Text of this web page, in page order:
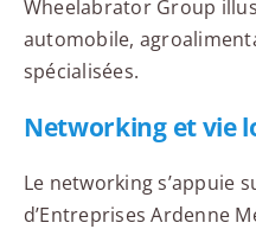
Wheelabrator Group
automobile,
spécialisées.
Networking et vie
Le networking s’appuie
d’Entreprises Ardenne